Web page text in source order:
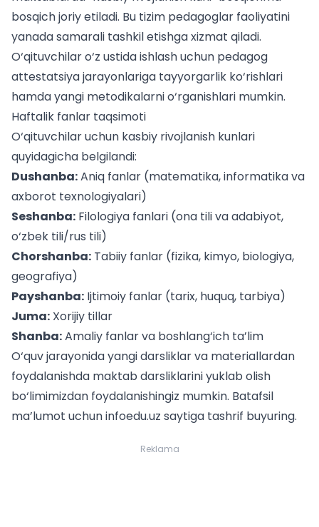
bosqich joriy etiladi. Bu tizim pedagoglar faoliyatini
yanada samarali tashkil etishga xizmat qiladi.
O‘qituvchilar o‘z ustida ishlash uchun pedagog
attestatsiyajarayonlariga tayyorgarlik ko‘rishlari
hamda yangi metodikalarni o‘rganishlari mumkin.
Haftalik fanlar taqsimoti
O‘qituvchilar uchun kasbiy rivojlanish kunlari
quyidagicha belgilandi:
Dushanba:Aniq fanlar (matematika, informatika va
axborot texnologiyalari)
Seshanba: Filologiya fanlari (ona tili va adabiyot,
o‘zbek tili/rus tili)
Chorshanba: Tabiiy fanlar (fizika, kimyo, biologiya,
geografiya)
Payshanba: Ijtimoiy fanlar (tarix, huquq, tarbiya)
Juma: Xorijiy tillar
Shanba:Amaliy fanlar va boshlang‘ich ta’lim
O‘quv jarayonida yangi darsliklar va materiallardan
foydalanishda maktab darsliklarini yuklab olish
bo‘limimizdan foydalanishingiz mumkin. Batafsil
ma’lumot uchun infoedu.uz saytiga tashrif buyuring.
Reklama